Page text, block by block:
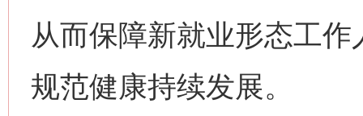
从而保障新就业形态工
规范健康持续发展。